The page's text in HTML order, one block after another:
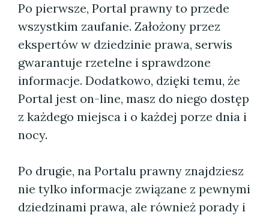
Po pierwsze, Portal prawny to przede
wszystkim zaufanie. Założony przez
ekspertów w dziedzinie prawa, serwis
gwarantuje rzetelne i sprawdzone
informacje. Dodatkowo, dzięki temu, że
Portal jest on-line, masz do niego dostęp
z każdego miejsca i o każdej porze dnia i
nocy.
Po drugie, na Portalu prawny znajdziesz
nie tylko informacje związane z pewnymi
dziedzinami prawa, ale również porady i